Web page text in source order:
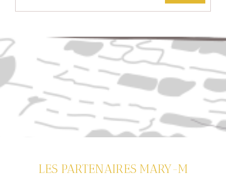
LES PARTENAIRES MARY-M